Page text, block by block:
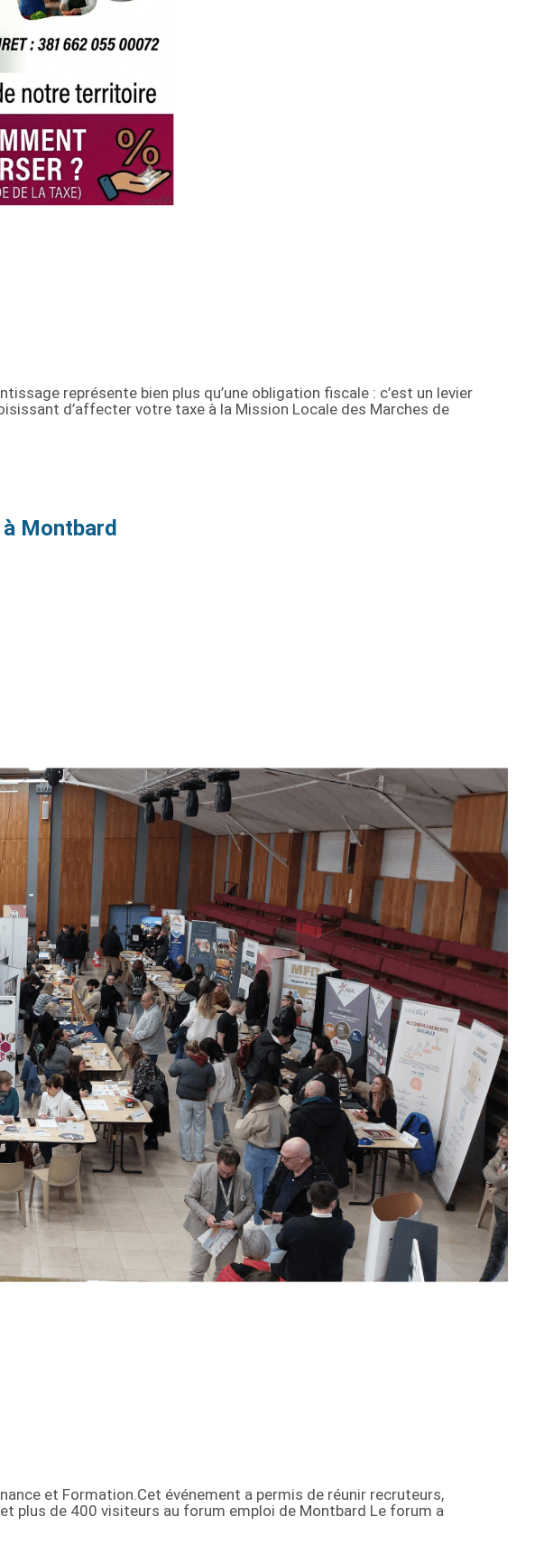
représente bien plus qu’une obligation fiscale : c’est un levier
d’affecter votre taxe à la Mission Locale des Marches de
Montbard
et Formation.Cet événement a permis de réunir recruteurs,
plus de 400 visiteurs au forum emploi de Montbard Le forum a